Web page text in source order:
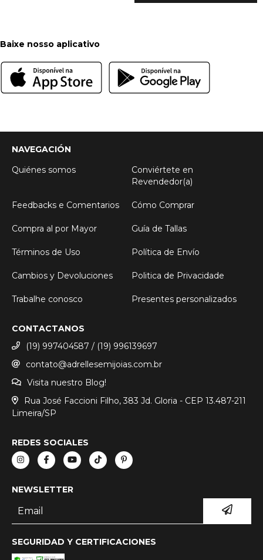
Baixe nosso aplicativo
NAVEGACIÓN
Quiénes somos
Conviértete en
Revendedor(a)
Feedbacks e Comentarios Cómo Comprar
Compra al por Mayor Guía de Tallas
Términos de Uso Política de Envío
Cambios y Devoluciones Politica de Privacidade
Trabalhe conosco Presentes personalizados
CONTACTANOS
(19) 997404587 / (19) 996139697
contato@adrellesemijoias.com.br
Visita nuestro Blog!
Rua José Faccioni Filho, 383 Jd. Gloria - CEP 13.487-211
Limeira/SP
REDES SOCIALES
NEWSLETTER
SEGURIDAD Y CERTIFICACIONES